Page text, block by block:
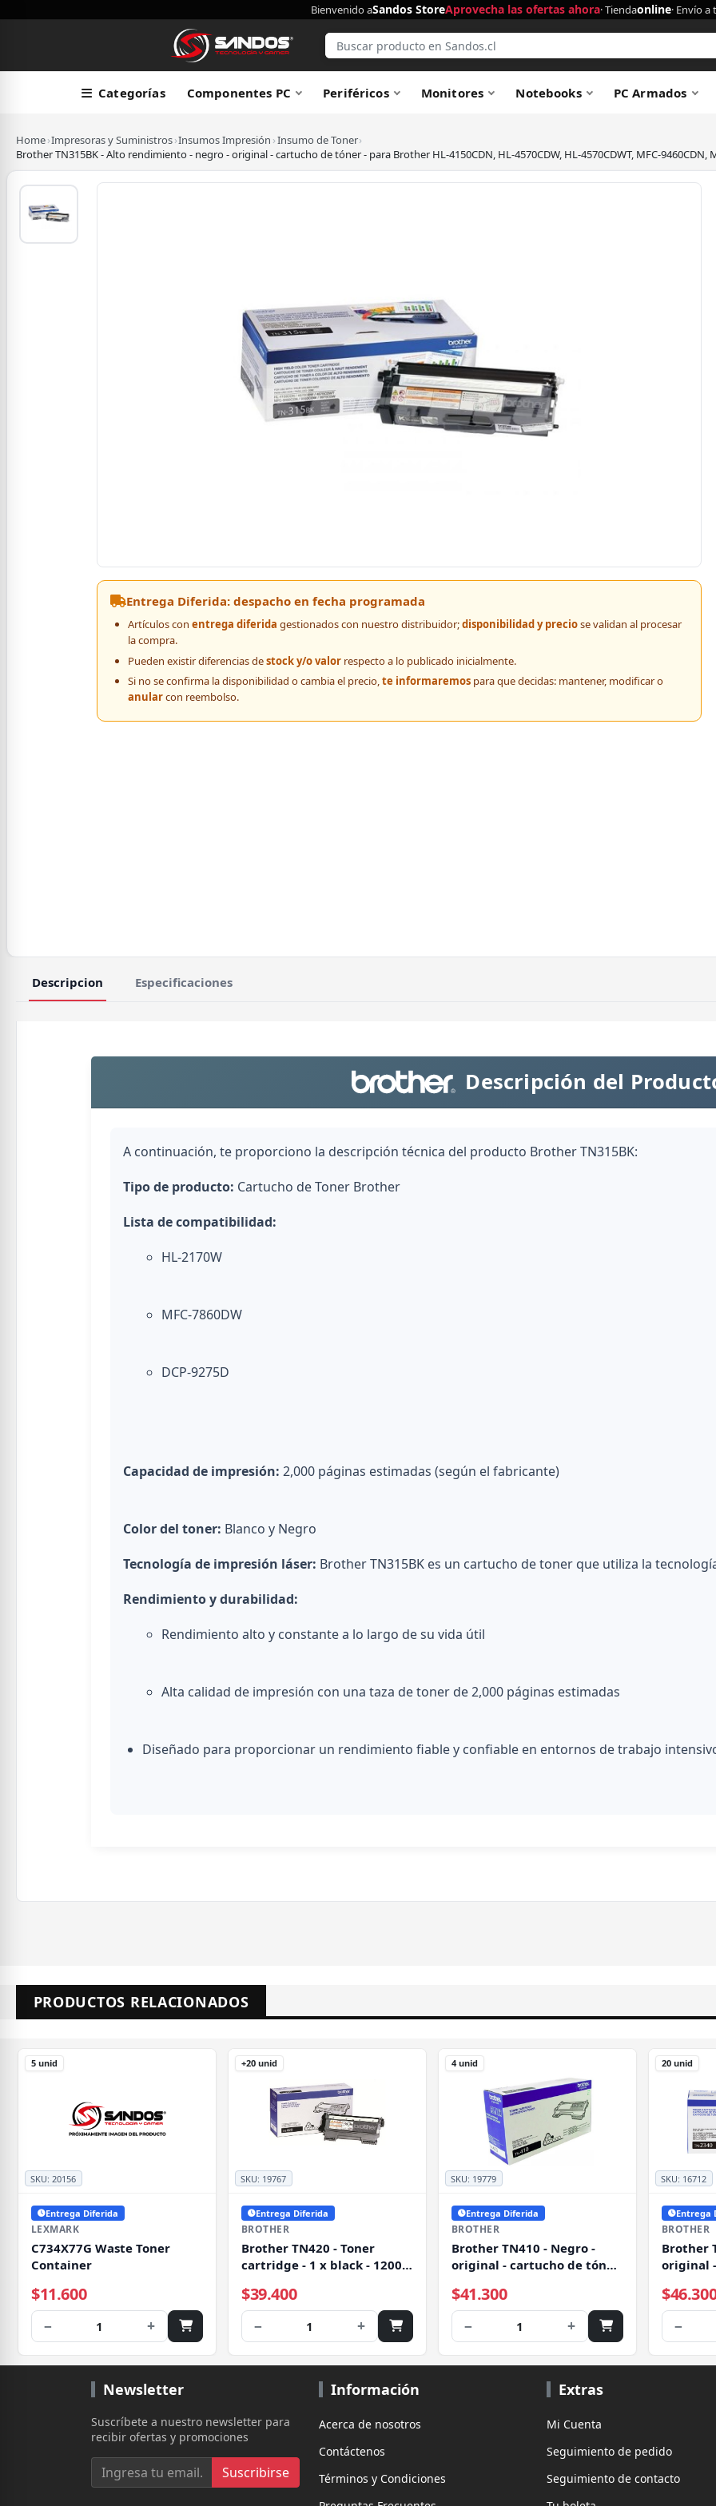
Bienvenido aSandos StoreAprovecha las ofertas ahora· Tiendaonline· Envío a
Categorías Componentes PC Periféricos Monitores Notebooks PC Armados
Home›Impresoras y Suministros›Insumos Impresión ›Insumo de Toner›
Brother TN315BK - Alto rendimiento - negro - original - cartucho de tóner - para Brother HL-4150CDN, HL-4570CDW, HL-4570CDWT, MFC-9460CDN,
Entrega Diferida: despacho en fecha programada
Artículos con entrega diferida gestionados con nuestro distribuidor;disponibilidad y preciose validan al procesar
la compra.
Pueden existir diferencias destock y/o valorrespecto a lo publicado inicialmente.
Si no se confirma la disponibilidad o cambia el precio,te informaremospara que decidas: mantener, modificar o
anularcon reembolso.
Descripcion Especificaciones
Descripción del
A continuación, te proporciono la descripción técnica del producto Brother TN315BK:
Tipo de producto: Cartucho de Toner Brother
Lista de compatibilidad:
HL-2170W
MFC-7860DW
DCP-9275D
Capacidad de impresión: 2,000 páginas estimadas (según el fabricante)
Color del toner: Blanco y Negro
Tecnología de impresión láser: Brother TN315BK es un cartucho de toner que utiliza la
Rendimiento y durabilidad:
Rendimiento alto y constante a lo largo de su vida útil
Alta calidad de impresión con una taza de toner de 2,000 páginas estimadas
Diseñado para proporcionar un rendimiento fiable y confiable en entornos de trabajo
PRODUCTOS RELACIONADOS
SKU: 20156
5 unid
Entrega Diferida
LEXMARK
C734X77G Waste Toner
Container
$11.600
− 1 +
SKU: 19767
+20 unid
Entrega Diferida
BROTHER
Brother TN420 - Toner
cartridge - 1 x black - 1200
$39.400
− 1 +
SKU: 19779
4 unid
Entrega Diferida
BROTHER
Brother TN410 - Negro -
original - cartucho de tóner
2130
$41.300
− 1 +
SKU: 16712
20 unid
Entrega
BROTHER
Brother
original
MFC-
−
Newsletter
Suscríbete a nuestro newsletter para
recibir ofertas y promociones
Suscribirse
Información
Acerca de nosotros
Contáctenos
Términos y Condiciones
Extras
Mi Cuenta
Seguimiento de pedido
Seguimiento de contacto